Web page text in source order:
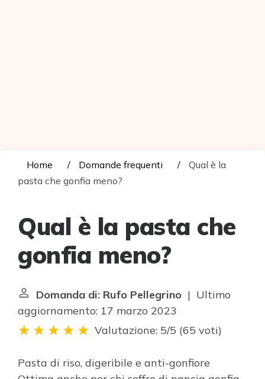
Home Domande frequenti
Qual è la
pasta che gonfia meno?
Qual è la pasta che
gonfia meno?
Domanda di: Rufo Pellegrino | Ultimo
aggiornamento: 17 marzo 2023
Valutazione: 5/5 (65 voti)
Pasta di riso, digeribile e anti-gonfiore